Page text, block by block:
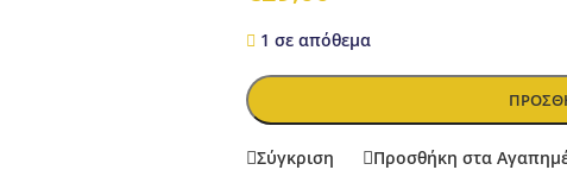
1 σε απόθεμα
Σύγκριση Προσθήκη στα